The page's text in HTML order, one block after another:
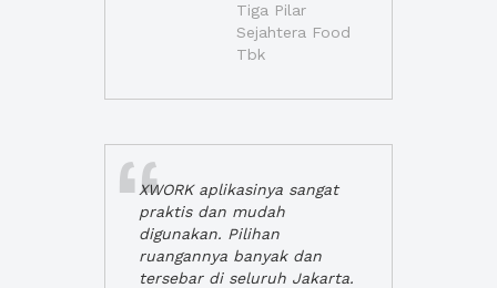
Tiga Pilar
Sejahtera Food
Tbk
XWORK aplikasinya sangat
praktis dan mudah
digunakan. Pilihan
ruangannya banyak dan
tersebar di seluruh Jakarta.